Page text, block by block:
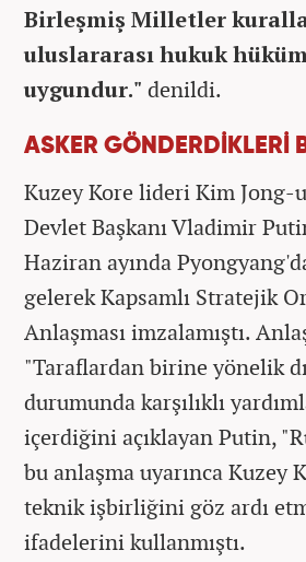
Birleşmiş Milletler
uluslararası hukuk
uygundur." denildi.
ASKER GÖNDERDİKLERİ
Kuzey Kore lideri Kim Jong-
Devlet Başkanı Vladimir
Haziran ayında
gelerek Kapsamlı Stratejik
Anlaşması imzalamıştı.
"Taraflardan birine yönelik
durumunda karşılıklı
içerdiğini açıklayan Putin,
bu anlaşma uyarınca Kuzey
teknik işbirliğini göz ardı
ifadelerini kullanmıştı.